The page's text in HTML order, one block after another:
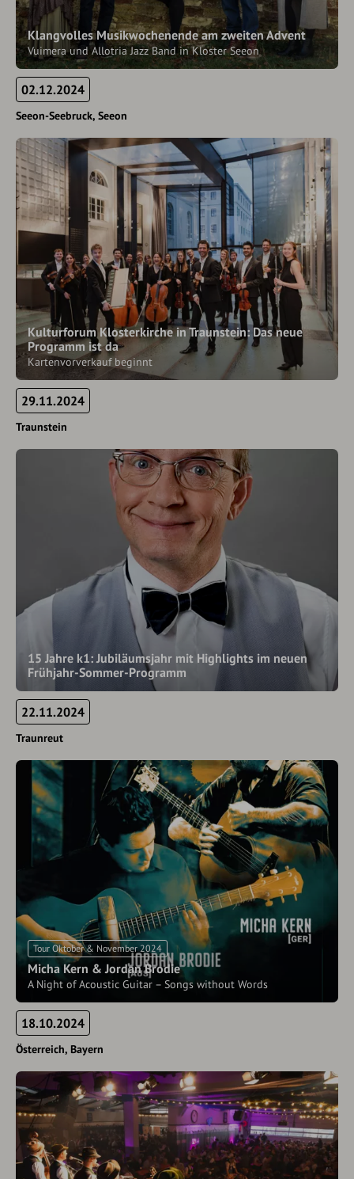
Klangvolles Musikwochenende am zweiten Advent
Vuimera und Allotria Jazz Band in Kloster Seeon
02.12.2024
Seeon-Seebruck Seeon
Kulturforum Klosterkirche in Traunstein: Das neue
Programm ist da
Kartenvorverkauf beginnt
29.11.2024
Traunstein
15 Jahre k1: Jubiläumsjahr mit Highlights im neuen
Frühjahr-Sommer-Programm
22.11.2024
Traunreut
Tour Oktober & November 2024
Micha Kern & Jordan Brodie
A Night of Acoustic Guitar – Songs without Words
18.10.2024
Österreich Bayern